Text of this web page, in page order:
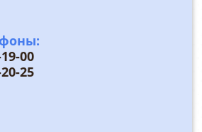
00
25